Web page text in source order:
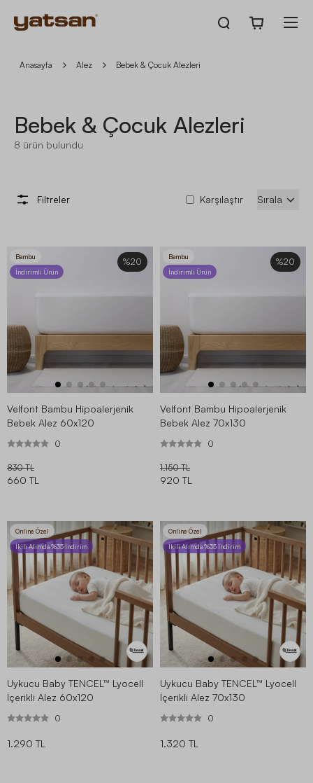
Anasayfa Alez Bebek & Çocuk Alezleri
Bebek & Çocuk Alezleri
8 ürün bulundu
Filtreler Karşılaştır Sırala
%20
Bambu
İndirimli Ürün
Velfont Bambu Hipoalerjenik
Bebek Alez 60x120
0
830 TL
660 TL
%20
Bambu
İndirimli Ürün
Velfont Bambu Hipoalerjenik
Bebek Alez 70x130
0
1.150 TL
920 TL
Online Özel
İkili Alımda %35 İndirim
Uykucu Baby TENCEL™ Lyocell
İçerikli Alez 60x120
0
1.290 TL
Online Özel
İkili Alımda %35 İndirim
Uykucu Baby TENCEL™ Lyocell
İçerikli Alez 70x130
0
1.320 TL